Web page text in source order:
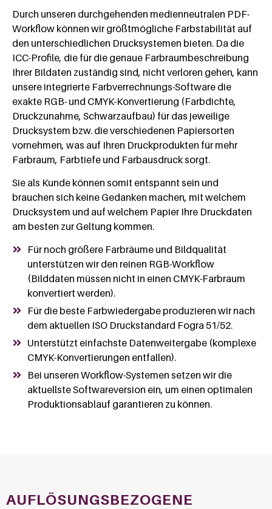
Durch unseren durchgehenden medienneutralen PDF-
Workflow können wir größtmögliche Farbstabilität auf
den unterschiedlichen Drucksystemen bieten. Da die
ICC-Profile, die für die genaue Farbraumbeschreibung
Ihrer Bildaten zuständig sind, nicht verloren gehen, kann
unsere integrierte Farbverrechnungs-Software die
exakte RGB- und CMYK-Konvertierung (Farbdichte,
Druckzunahme, Schwarzaufbau) für das jeweilige
Drucksystem bzw. die verschiedenen Papiersorten
vornehmen, was auf Ihren Druckprodukten für mehr
Farbraum, Farbtiefe und Farbausdruck sorgt.
Sie als Kunde können somit entspannt sein und
brauchen sich keine Gedanken machen, mit welchem
Drucksystem und auf welchem Papier Ihre Druckdaten
am besten zur Geltung kommen.
Für noch größere Farbräume und Bildqualität
unterstützen wir den reinen RGB-Workflow
(Bilddaten müssen nicht in einen CMYK-Farbraum
konvertiert werden).
Für die beste Farbwiedergabe produzieren wir nach
dem aktuellen ISO Druckstandard Fogra 51/52.
Unterstützt einfachste Datenweitergabe (komplexe
CMYK-Konvertierungen entfallen).
Bei unseren Workflow-Systemen setzen wir die
aktuellste Softwareversion ein, um einen optimalen
Produktionsablauf garantieren zu können.
AUFLÖSUNGSBEZOGENE